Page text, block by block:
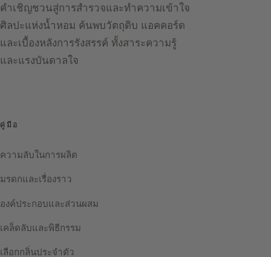
คำเชิญชวนสู่การสำรวจและทำความเข้าใจ
ศิลปะแห่งน้ำหอม ค้นพบวัตถุดิบ แอคคอร์ด
และเบื้องหลังการรังสรรค์ ทั้งสาระความรู้
และแรงบันดาลใจ
คู่มือ
ความลับในการผลิต
มรดกและเรื่องราว
องค์ประกอบและส่วนผสม
เคล็ดลับและพิธีกรรม
เลือกกลิ่นประจำตัว